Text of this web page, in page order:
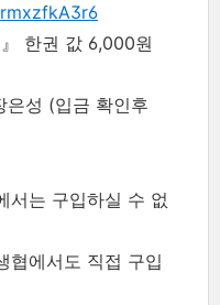
한권 값 6,000원
성 (입금 확인후
서는 구입하실 수 없
협에서도 직접 구입